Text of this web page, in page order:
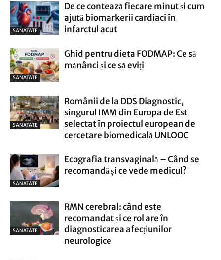
SANATATE
De ce contează fiecare minut și cum
ajută biomarkerii cardiaci în
infarctul acut
SANATATE
Ghid pentru dieta FODMAP: Ce să
mănânci și ce să eviți
SANATATE
Românii de la DDS Diagnostic,
singurul IMM din Europa de Est
selectat în proiectul european de
cercetare biomedicală UNLOOC
SANATATE
Ecografia transvaginală – Când se
recomandă și ce vede medicul?
SANATATE
RMN cerebral: când este
recomandat și ce rol are în
diagnosticarea afecțiunilor
neurologice